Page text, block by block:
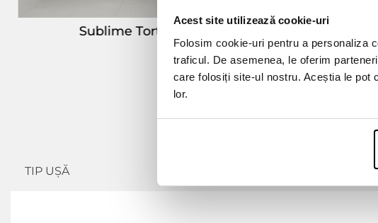
Acest site utilizează cookie-uri
Folosim cookie-uri pentru a personaliza
traficul. De asemenea, le oferim
care folosiți site-ul nostru. Aceștia le
lor.
Sublime Tortora Bathroom
TIP UȘĂ